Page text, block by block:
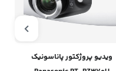
ویدیو پروژکتور پاناسونیک